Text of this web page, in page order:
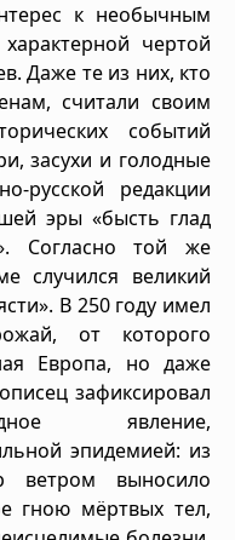
к необычным
чертой
Даже те из них, кто
считали своим
событий
засухи и голодные
русской редакции
эры «бысть глад
Согласно той же
случился великий
В 250 году имел
от которого
Европа, но даже
зафиксировал
явление,
эпидемией: из
выносило
гною мёртвых тел,